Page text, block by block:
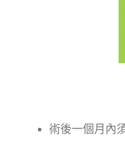
術後一個月內